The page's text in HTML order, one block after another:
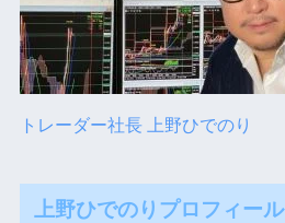
トレーダー社長 上野ひでのり
上野ひでのりプロフィール